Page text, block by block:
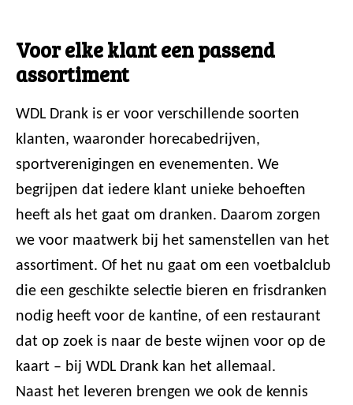
Voor elke klant een passend
assortiment
WDL Drank is er voor verschillende soorten
klanten, waaronder horecabedrijven,
sportverenigingen en evenementen. We
begrijpen dat iedere klant unieke behoeften
heeft als het gaat om dranken. Daarom zorgen
we voor maatwerk bij het samenstellen van het
assortiment. Of het nu gaat om een voetbalclub
die een geschikte selectie bieren en frisdranken
nodig heeft voor de kantine, of een restaurant
dat op zoek is naar de beste wijnen voor op de
kaart – bij WDL Drank kan het allemaal.
Naast het leveren brengen we ook de kennis